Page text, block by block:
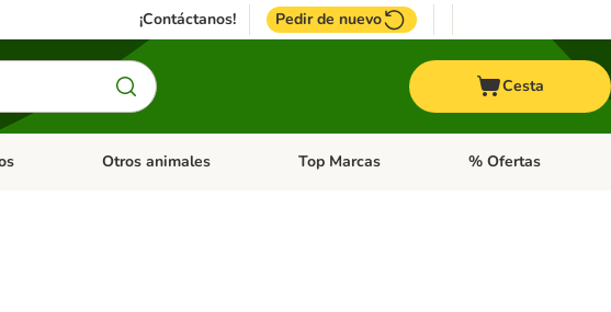
¡Contáctanos! Pedir de nuevo
Cesta
categoria abierto: Roedores y +
Menú de categoria abierto: Pájaros
Otros animales Menú de categoria abierto: Otros animales
Top Marcas Menú de categoria
% Ofertas